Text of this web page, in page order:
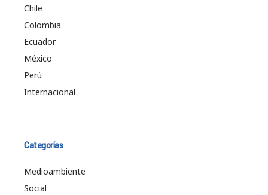
Chile
Colombia
Ecuador
México
Perú
Internacional
Categorías
Medioambiente
Social